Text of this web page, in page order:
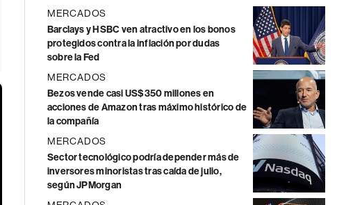
MERCADOS
Barclays y HSBC ven atractivo en los bonos
protegidos contra la inflación por dudas
sobre la Fed
MERCADOS
Bezos vende casi US$350 millones en
acciones de Amazon tras máximo histórico de
la compañía
MERCADOS
Sector tecnológico podría depender más de
inversores minoristas tras caída de julio,
según JPMorgan